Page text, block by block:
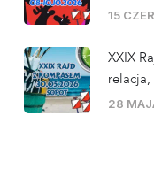
15
XXIX
28